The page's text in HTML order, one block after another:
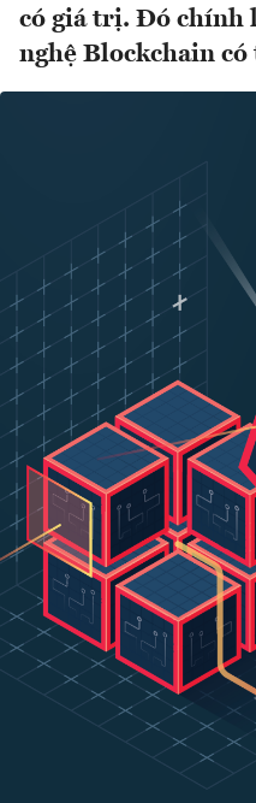
có giá trị. Đó chính
nghệ Blockchain có